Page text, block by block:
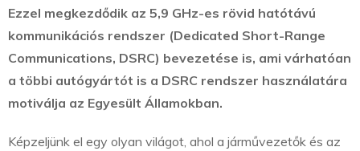
Ezzel megkezdődik az 5,9 GHz-es rövid hatótávú
kommunikációs rendszer (Dedicated Short-Range
Communications, DSRC) bevezetése is, ami várhatóan
a többi autógyártót is a DSRC rendszer használatára
motiválja az Egyesült Államokban.
Képzeljünk el egy olyan világot, ahol a járművezetők és az